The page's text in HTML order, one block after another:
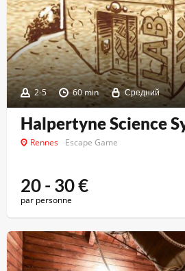
2-5 60 min Средний
Halpertyne Science
Rennes Escape Game
20 - 30€
par personne